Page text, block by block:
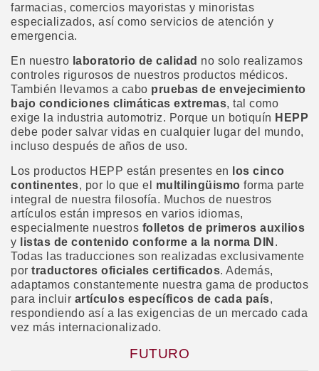
farmacias, comercios mayoristas y minoristas
especializados, así como servicios de atención y
emergencia.
En nuestro laboratorio de calidad no solo realizamos
controles rigurosos de nuestros productos médicos.
También llevamos a cabo pruebas de envejecimiento
bajo condiciones climáticas extremas, tal como
exige la industria automotriz. Porque un botiquín HEPP
debe poder salvar vidas en cualquier lugar del mundo,
incluso después de años de uso.
Los productos HEPP están presentes en
los cinco
continentes, por lo que el multilingüismo forma parte
integral de nuestra filosofía. Muchos de nuestros
artículos están impresos en varios idiomas,
especialmente nuestros folletos de primeros auxilios
y
listas de contenido conforme a la norma DIN .
Todas las traducciones son realizadas exclusivamente
por traductores oficiales certificados. Además,
adaptamos constantemente nuestra gama de productos
para incluir artículos específicos de cada país,
respondiendo así a las exigencias de un mercado cada
vez más internacionalizado.
FUTURO